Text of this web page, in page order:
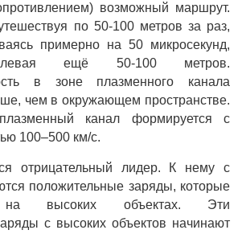
возможный маршрут.
по 50-100 метров за раз,
примерно на 50 микросекунд,
ещё 50-100 метров.
в зоне плазменного канала
чем в окружающем пространстве.
канал формируется с
100–500 км/с.
отрицательный лидер. К нему с
положительные заряды, которые
на высоких объектах. Эти
с высоких объектов начинают